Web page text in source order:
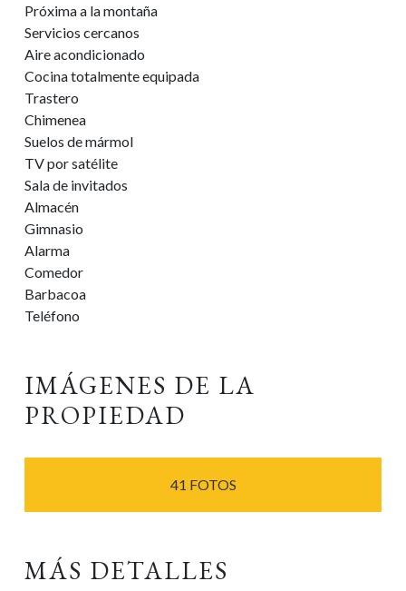
Próxima a la montaña
Servicios cercanos
Aire acondicionado
Cocina totalmente equipada
Trastero
Chimenea
Suelos de mármol
TV por satélite
Sala de invitados
Almacén
Gimnasio
Alarma
Comedor
Barbacoa
Teléfono
IMÁGENES DE LA
PROPIEDAD
41 FOTOS
MÁS DETALLES